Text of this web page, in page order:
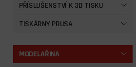
PŘÍSLUŠENSTVÍ K 3D TISKU
TISKÁRNY PRUSA
MODELAŘINA